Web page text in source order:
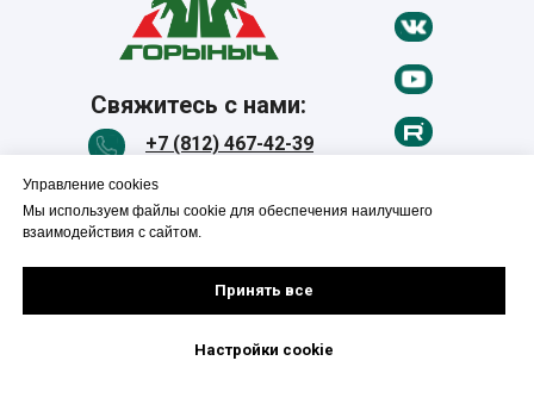
Управление cookies
Мы используем файлы cookie для обеспечения наилучшего
взаимодействия с сайтом.
Принять все
Настройки cookie
+7 (812) 467-42-39
СКАЧАТЬ КАТАЛОГ
Свяжитесь с нами:
mail@grnh.ru